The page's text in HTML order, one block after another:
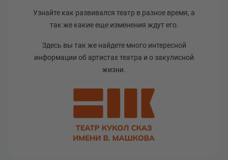
Узнайте как развивался театр в разное время, а
так же какие еще изменения ждут его.
Здесь вы так же найдете много интересной
информации об артистах театра и о закулисной
жизни.